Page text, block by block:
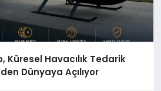
Küresel Havacılık Tedarik
Dünyaya Açılıyor